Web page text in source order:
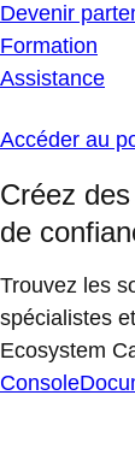
Devenir
Formation
Assistance
Accéder au
Créez
de
Trouvez les
spécialistes
Ecosystem
Console